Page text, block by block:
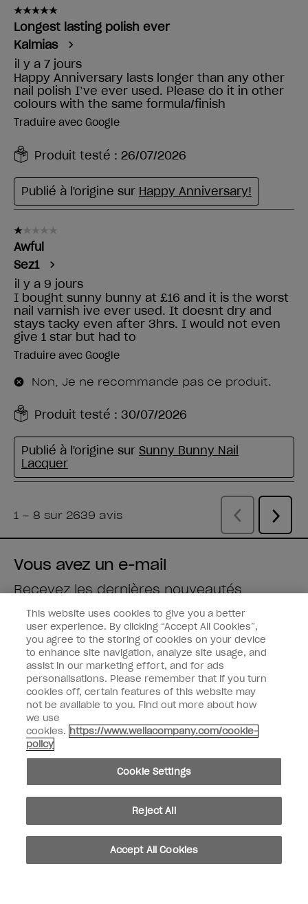
Vous avez un e-mail
Recevez les dernières nouveautés
Saisissez votre adresse e-mail *
Type de client
Fan de vernis
Professionnel
M'INSCRIRE
Informations clients
Connectez-Vous
This website uses cookies to give you a better
user experience. By clicking “Accept All Cookies”,
you agree to the storing of cookies on your device
to enhance site navigation, analyze site usage, and
assist in our marketing effort, and for ads
personalisations. Please remember that if you turn
cookies off, certain features of this website may
not be available to you. Find out more about how
we use
cookies. https://www.wellacompany.com/cookie-
policy
Cookie Settings
Reject All
Accept All Cookies